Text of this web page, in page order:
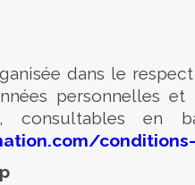
dans le
personnelles et
consultables en